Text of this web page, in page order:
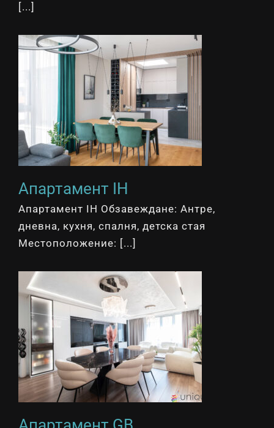
[...]
Апартамент IH
Апартамент IH Обзавеждане: Антре,
дневна, кухня, спалня, детска стая
Местоположение: [...]